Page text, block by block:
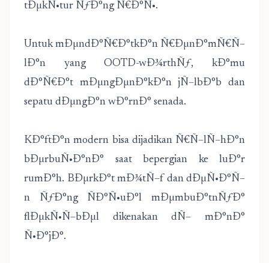
tÐµkÑ•tur ÑƒÐ°ng Ñ€Ð°Ñ•.
Untuk mÐµndÐ°Ñ€Ð°tkÐ°n Ñ€ÐµnÐ°mÑ€Ñ–
lÐ°n yang OOTD-wÐ¾rthÑƒ, kÐ°mu
dÐ°Ñ€Ð°t mÐµngÐµnÐ°kÐ°n jÑ–lbÐ°b dan
sepatu dÐµngÐ°n wÐ°rnÐ° senada.
KÐ°ftÐ°n modern bisa dijadikan Ñ€Ñ–lÑ–hÐ°n
bÐµrbuÑ•Ð°nÐ° saat bepergian ke luÐ°r
rumÐ°h. BÐµrkÐ°t mÐ¾tÑ–f dan dÐµÑ•Ð°Ñ–
n ÑƒÐ°ng ÑÐ°Ñ•uÐ°l mÐµmbuÐ°tnÑƒÐ°
flÐµkÑ•Ñ–bÐµl dikenakan dÑ– mÐ°nÐ°
Ñ•Ð°jÐ°.